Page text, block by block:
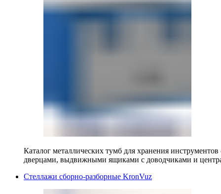
Каталог металлических тумб для хранения
дверцами, выдвижными ящиками с доводчиками и
Стеллажи сборно-разборные KronVuz